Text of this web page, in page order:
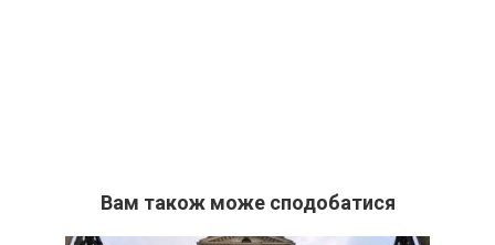
Вам також може сподобатися